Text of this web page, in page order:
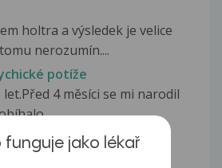
holtra a výsledek je velice
nerozumín....
potíže
4 měsíci se mi narodil
Dělal jsem si tento test
funguje jako lékař